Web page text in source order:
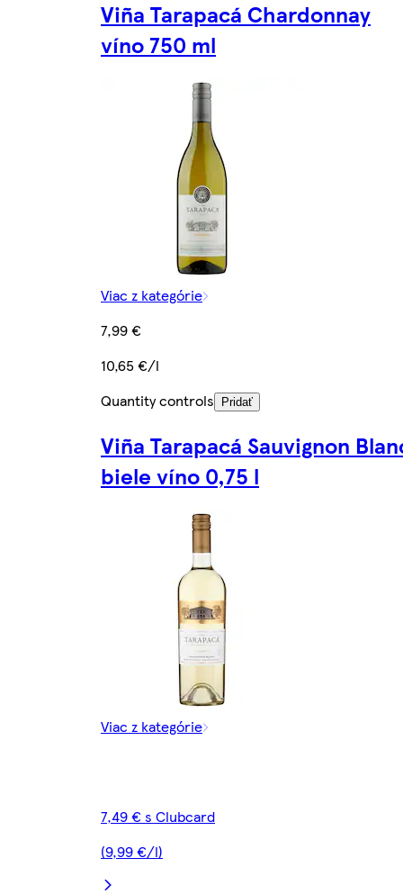
Viña Tarapacá Chardonnay
víno 750 ml
Viac z kategórie
7,99 €
10,65 €/l
Quantity controls
Pridať
Viña Tarapacá Sauvignon
biele víno 0,75 l
Viac z kategórie
7,49 € s Clubcard
(9,99 €/l)